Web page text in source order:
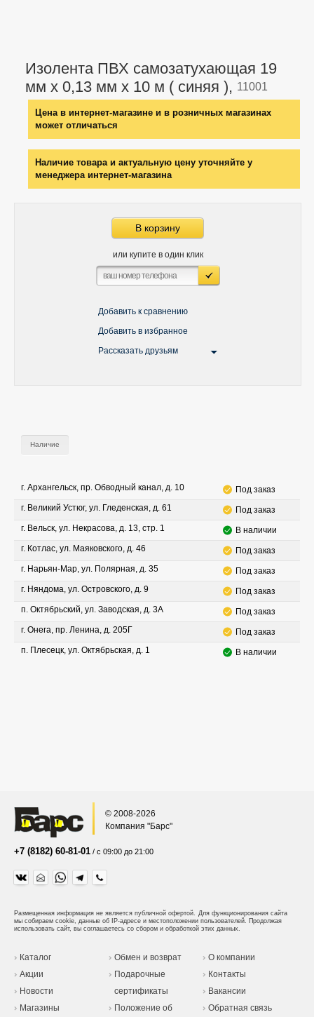
Изолента ПВХ самозатухающая 19
мм х 0,13 мм х 10 м ( синяя ), 11001
Цена в интернет-магазине и в розничных магазинах
может отличаться
Наличие товара и актуальную цену уточняйте у
менеджера интернет-магазина
В корзину
или купите в один клик
Добавить к сравнению
Добавить в избранное
Рассказать друзьям
Наличие
г. Архангельск, пр. Обводный канал, д. 10
Под заказ
г. Великий Устюг, ул. Гледенская, д. 61
Под заказ
г. Вельск, ул. Некрасова, д. 13, стр. 1
В наличии
г. Котлас, ул. Маяковского, д. 46
Под заказ
г. Нарьян-Мар, ул. Полярная, д. 35
Под заказ
г. Няндома, ул. Островского, д. 9
Под заказ
п. Октябрьский, ул. Заводская, д. 3А
Под заказ
г. Онега, пр. Ленина, д. 205Г
Под заказ
п. Плесецк, ул. Октябрьская, д. 1
В наличии
© 2008-2026
Компания "Барс"
+7 (8182) 60-81-01 / с 09:00 до 21:00
Размещенная информация не является публичной офертой. Для функционирования сайта
мы собираем cookie, данные об IP-адресе и местоположении пользователей. Продолжая
использовать сайт, вы соглашаетесь со сбором и обработкой этих данных.
Каталог
Акции
Новости
Магазины
Обмен и возврат
Подарочные
сертификаты
Положение об
О компании
Контакты
Вакансии
Обратная связь